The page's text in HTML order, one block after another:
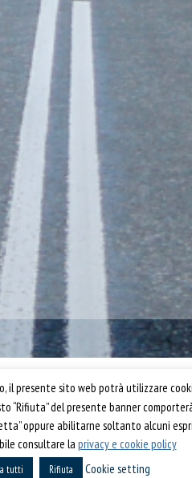
Confartigianato Trasporti
in Laterano, 152 | 00184 Roma
T: 06 70374.275
presente sito web potrà utilizzare
del presente banner
oppure abilitarne soltanto alcuni
consultare la privacy e cookie policy
tutti Rifiuta Cookie setting